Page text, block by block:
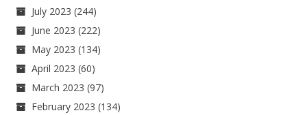
July 2023 (244)
June 2023 (222)
May 2023 (134)
April 2023 (60)
March 2023 (97)
February 2023 (134)